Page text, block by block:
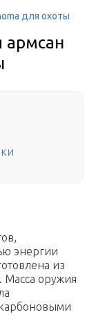
для охоты
армсан
энергии
из
Масса оружия